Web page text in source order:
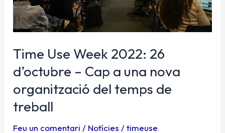
Time Use Week 2022: 26
d’octubre – Cap a una nova
organització del temps de
treball
Feu un comentari / Notícies /timeuse
a
una
nova
del
temps
treball